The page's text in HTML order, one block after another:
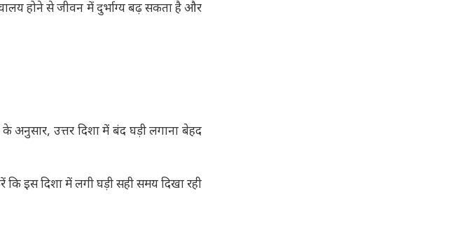
होने से जीवन में दुर्भाग्य बढ़ सकता है और
अनुसार, उत्तर दिशा में बंद घड़ी लगाना बेहद
इस दिशा में लगी घड़ी सही समय दिखा रही